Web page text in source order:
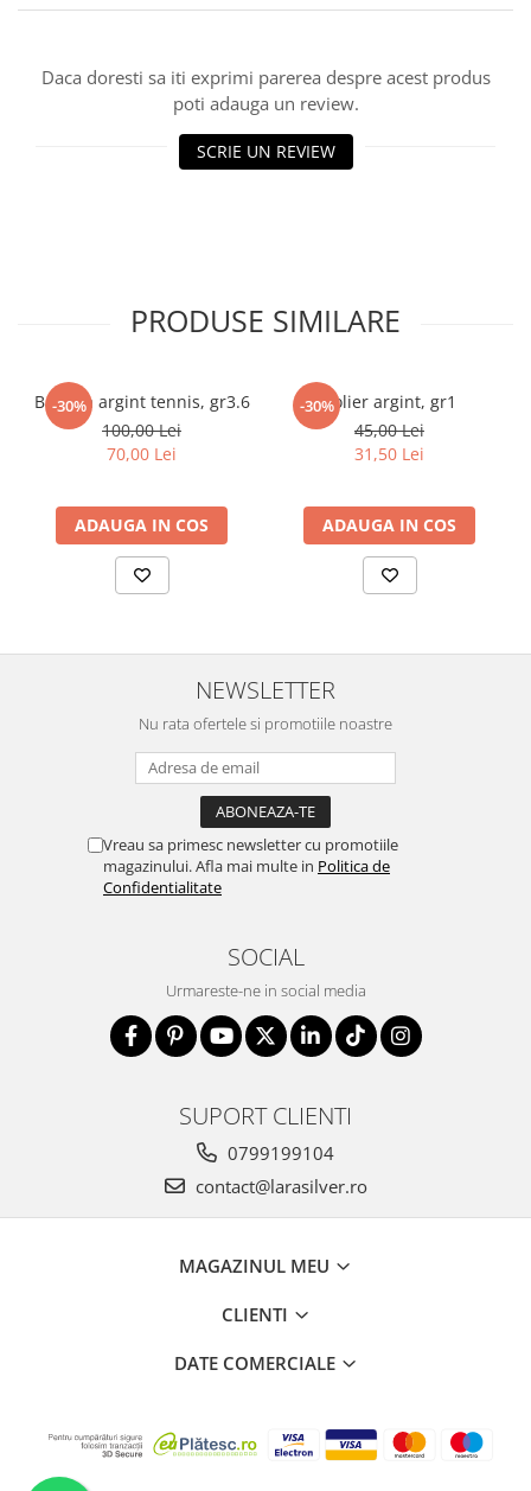
marimea 62
marimea 64
Daca doresti sa iti exprimi parerea despre acest produs
poti adauga un review.
SCRIE UN REVIEW
PRODUSE SIMILARE
-30%
Bratara argint tennis, gr3.6
100,00 Lei
70,00 Lei
ADAUGA IN COS
-30%Colier argint, gr1
45,00 Lei
31,50 Lei
ADAUGA IN COS
NEWSLETTER
Nu rata ofertele si promotiile noastre
Vreau sa primesc newsletter cu promotiile
magazinului. Afla mai multe in Politica de
Confidentialitate
SOCIAL
Urmareste-ne in social media
SUPORT CLIENTI
0799199104
contact@larasilver.ro
MAGAZINUL MEU
CLIENTI
DATE COMERCIALE